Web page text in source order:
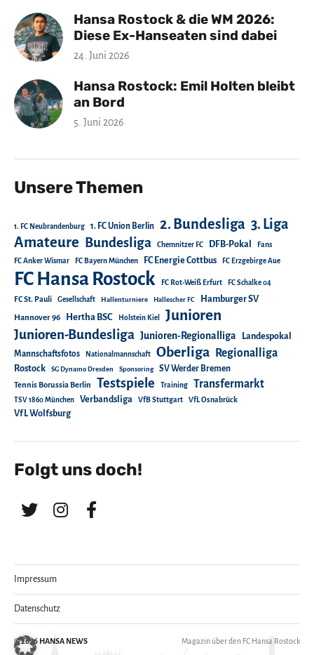
Hansa Rostock & die WM 2026:
Diese Ex-Hanseaten sind dabei
24. Juni 2026
Hansa Rostock: Emil Holten bleibt
an Bord
5. Juni 2026
Unsere Themen
1. FC Neubrandenburg 1. FC Union Berlin 2. Bundesliga 3. Liga
Amateure Bundesliga Chemnitzer FC DFB-Pokal Fans
FC Anker Wismar FC Bayern München FC Energie Cottbus FC Erzgebirge Aue
FC Hansa Rostock FC Rot-Weiß Erfurt FC Schalke 04
FC St. Pauli Gesellschaft Hallenturniere Hallescher FC Hamburger SV
Hannover 96 Hertha BSC Holstein Kiel Junioren
Junioren-Bundesliga Junioren-Regionalliga
Landespokal
Mannschaftsfotos
Nationalmannschaft Oberliga Regionalliga
Rostock SG Dynamo Dresden Sponsoring SV Werder Bremen
Tennis Borussia Berlin Testspiele Training Transfermarkt
TSV 1860 München Verbandsliga VfB Stuttgart VfL Osnabrück
VfL Wolfsburg
Folgt uns doch!
Impressum
Datenschutz
© 2026 HANSA NEWS Magazin über den FC Hansa Rostock